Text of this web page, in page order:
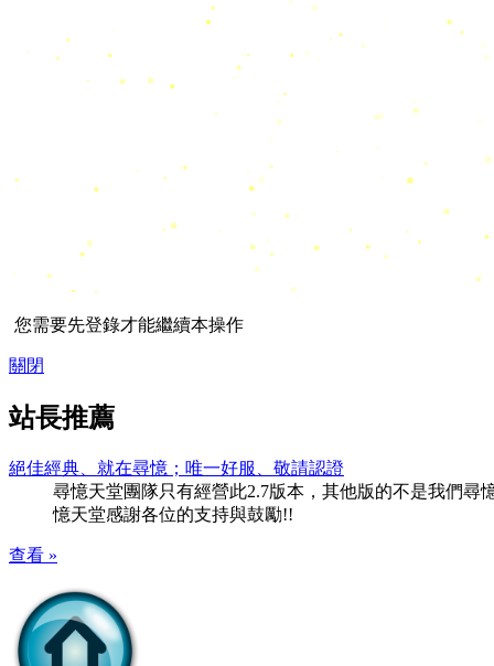
您需要先登錄才能繼續本操作
關閉
站長推薦
絕佳經典、就在尋憶；唯一好服、敬請認證
尋憶天堂團隊只有經營此2.7版本，其他版的不是我們尋
憶天堂感謝各位的支持與鼓勵!!
查看 »